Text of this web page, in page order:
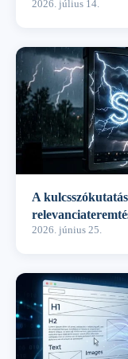
2026. július 14.
A
2026. június 25.